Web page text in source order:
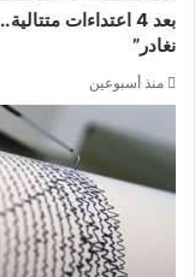
بعد 4 اعتداءات
نغادر”
منذ أسبوعين